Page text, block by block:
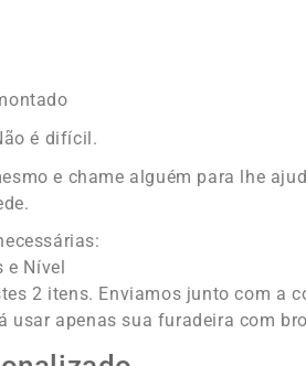
é difícil.
e chame alguém para lhe
e Nível
2 itens. Enviamos junto com a
usar apenas sua furadeira com